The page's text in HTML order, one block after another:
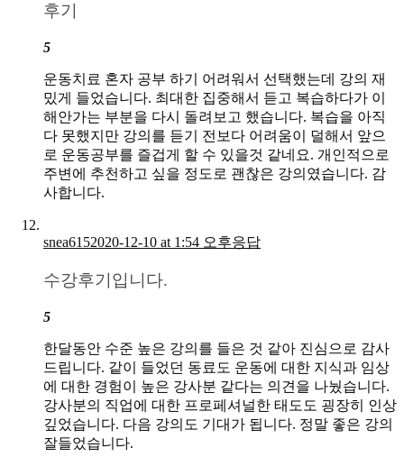
후기
5
운동치료 혼자 공부 하기 어려워서 선택했는데 강의 재
밌게 들었습니다. 최대한 집중해서 듣고 복습하다가 이
해안가는 부분을 다시 돌려보고 했습니다. 복습을 아직
다 못했지만 강의를 듣기 전보다 어려움이 덜해서 앞으
로 운동공부를 즐겁게 할 수 있을것 같네요. 개인적으로
주변에 추천하고 싶을 정도로 괜찮은 강의였습니다. 감
사합니다.
snea6152020-12-10 at 1:54 오후응답
수강후기입니다.
5
한달동안 수준 높은 강의를 들은 것 같아 진심으로 감사
드립니다. 같이 들었던 동료도 운동에 대한 지식과 임상
에 대한 경험이 높은 강사분 같다는 의견을 나눴습니다.
강사분의 직업에 대한 프로페셔널한 태도도 굉장히 인상
깊었습니다. 다음 강의도 기대가 됩니다. 정말 좋은 강의
잘들었습니다.